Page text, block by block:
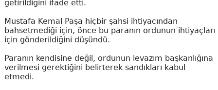
getirildiğini ifade etti.
Mustafa Kemal Paşa hiçbir şahsi ihtiyacından
bahsetmediği için, önce bu paranın ordunun ihtiyaçları
için gönderildiğini düşündü.
Paranın kendisine değil, ordunun levazım başkanlığına
verilmesi gerektiğini belirterek sandıkları kabul
etmedi.